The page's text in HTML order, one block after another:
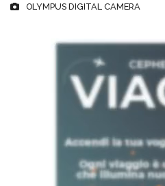
OLYMPUS DIGITAL CAMERA